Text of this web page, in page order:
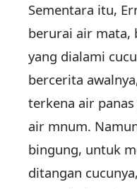
Sementara itu,
berurai air mata,
yang dialami
bercerita
terkena air
air mnum.
bingung, untuk
ditangan